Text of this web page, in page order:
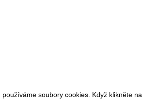
soubory cookies. Když klikněte na